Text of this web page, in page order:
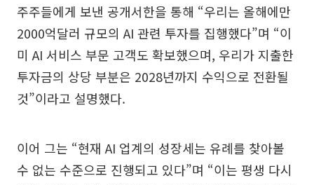
주주들에게 보낸 공개서한을 통해 “우리는 올해에만
2000억달러 규모의 AI 관련 투자를 집행했다”며 “이
미 AI 서비스 부문 고객도 확보했으며, 우리가 지출한
투자금의 상당 부분은 2028년까지 수익으로 전환될
것”이라고 설명했다.
이어 그는 “현재 AI 업계의 성장세는 유례를 찾아볼
수 없는 수준으로 진행되고 있다”며 “이는 평생 다시